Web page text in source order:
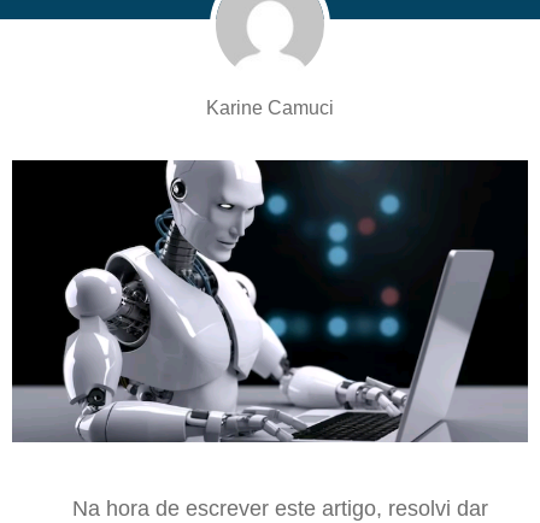
Karine Camuci
Na hora de escrever este artigo, resolvi dar